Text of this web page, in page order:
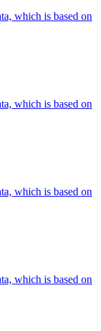
which is based on
which is based on
which is based on
which is based on